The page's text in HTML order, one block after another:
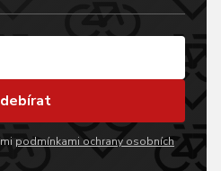
podmínkami ochrany osobních